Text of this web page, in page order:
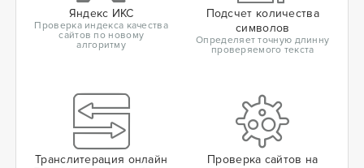
Яндекс ИКС
Проверка индекса качества
сайтов по новому
алгоритму
Подсчет количества
символов
Определяет точную длинну
проверяемого текста
Транслитерация онлайн
Проверка сайтов на